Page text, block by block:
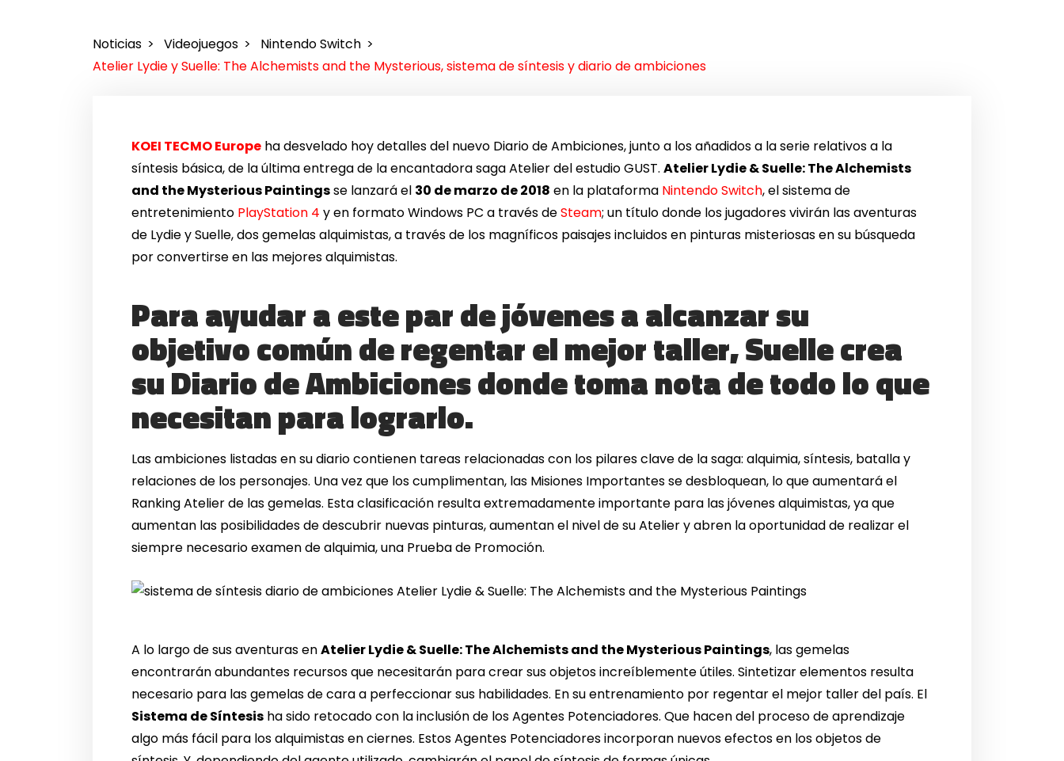
Noticias Videojuegos
Nintendo Switch
Atelier Lydie y Suelle: The Alchemists and the Mysterious, sistema de síntesis y diario de ambiciones
KOEI TECMO Europe ha desvelado hoy detalles del nuevo Diario de Ambiciones, junto a los añadidos a la serie relativos a la
síntesis básica, de la última entrega de la encantadora saga Atelier del estudio GUST.Atelier Lydie & Suelle: The Alchemists
and the Mysterious Paintingsse lanzará el 30 de marzo de 2018 en la plataforma Nintendo Switch, el sistema de
entretenimiento PlayStation 4 y en formato Windows PC a través deSteam; un título donde los jugadores vivirán las aventuras
de Lydie y Suelle, dos gemelas alquimistas, a través de los magníficos paisajes incluidos en pinturas misteriosas en su búsqueda
por convertirse en las mejores alquimistas.
Para ayudar a este par de jóvenes a alcanzar su
objetivo común de regentar el mejor taller, Suelle crea
su Diario de Ambiciones donde toma nota de todo lo que
necesitan para lograrlo.
Las ambiciones listadas en su diario contienen tareas relacionadas con los pilares clave de la saga: alquimia, síntesis, batalla y
relaciones de los personajes. Una vez que los cumplimentan, las Misiones Importantes se desbloquean, lo que aumentará el
Ranking Atelier de las gemelas. Esta clasificación resulta extremadamente importante para las jóvenes alquimistas, ya que
aumentan las posibilidades de descubrir nuevas pinturas, aumentan el nivel de su Atelier y abren la oportunidad de realizar el
siempre necesario examen de alquimia, una Prueba de Promoción.
A lo largo de sus aventuras enAtelier Lydie & Suelle: The Alchemists and the Mysterious Paintings, las gemelas
encontrarán abundantes recursos que necesitarán para crear sus objetos increíblemente útiles. Sintetizar elementos resulta
necesario para las gemelas de cara a perfeccionar sus habilidades. En su entrenamiento por regentar el mejor taller del país. El
Sistema de Síntesis ha sido retocado con la inclusión de los Agentes Potenciadores. Que hacen del proceso de aprendizaje
algo más fácil para los alquimistas en ciernes. Estos Agentes Potenciadores incorporan nuevos efectos en los objetos de